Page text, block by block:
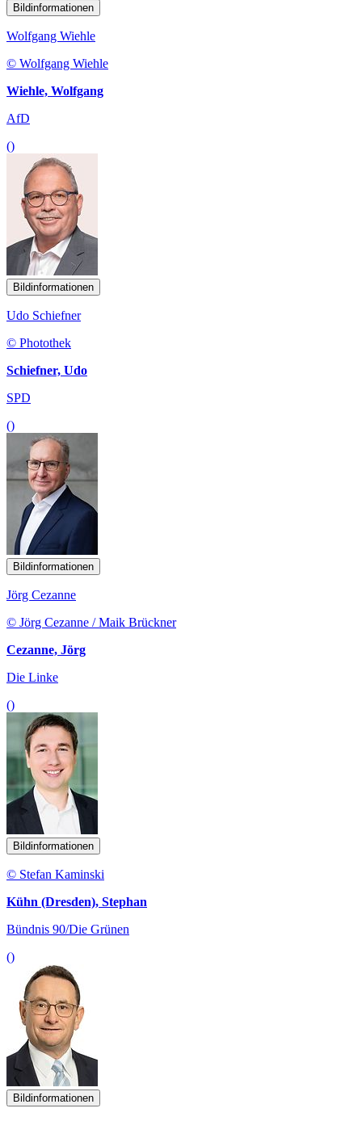
Bildinformationen
Wolfgang Wiehle
© Wolfgang Wiehle
Wiehle, Wolfgang
AfD
()
Bildinformationen
Udo Schiefner
© Photothek
Schiefner, Udo
SPD
()
Bildinformationen
Jörg Cezanne
© Jörg Cezanne / Maik Brückner
Cezanne, Jörg
Die Linke
()
Bildinformationen
© Stefan Kaminski
Kühn (Dresden), Stephan
Bündnis 90/Die Grünen
()
Bildinformationen